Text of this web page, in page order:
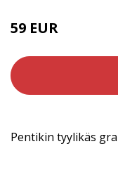
59 EUR
Pentikin tyylikäs